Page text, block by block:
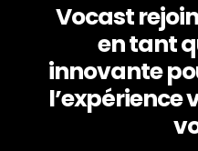
Vocast
en tant
innovante
l’expérience